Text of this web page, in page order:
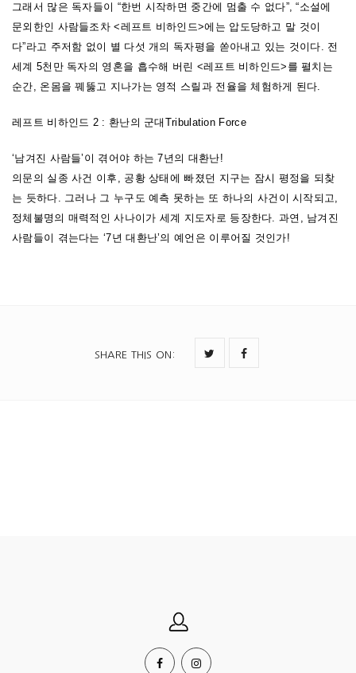
그래서 많은 독자들이 “한번 시작하면 중간에 멈출 수 없다”, “소설에
문외한인 사람들조차 <레프트 비하인드>에는 압도당하고 말 것이
다”라고 주저함 없이 별 다섯 개의 독자평을 쏟아내고 있는 것이다. 전
세계 5천만 독자의 영혼을 흡수해 버린 <레프트 비하인드>를 펼치는
순간, 온몸을 꿰뚫고 지나가는 영적 스릴과 전율을 체험하게 된다.
레프트 비하인드 2 : 환난의 군대Tribulation Force
‘남겨진 사람들’이 겪어야 하는 7년의 대환난!
의문의 실종 사건 이후, 공황 상태에 빠졌던 지구는 잠시 평정을 되찾
는 듯하다. 그러나 그 누구도 예측 못하는 또 하나의 사건이 시작되고,
정체불명의 매력적인 사나이가 세계 지도자로 등장한다. 과연, 남겨진
사람들이 겪는다는 ‘7년 대환난’의 예언은 이루어질 것인가!
SHARE THIS ON :